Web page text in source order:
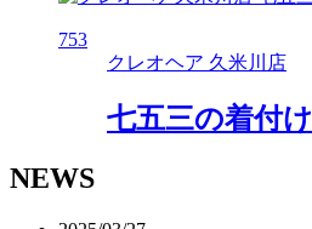
753
クレオヘア 久米川店
七五三の着付け
NEWS